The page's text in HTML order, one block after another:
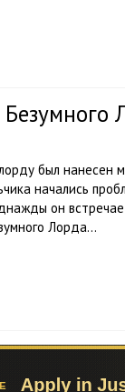
был нанесен
начались
он
Лорда...